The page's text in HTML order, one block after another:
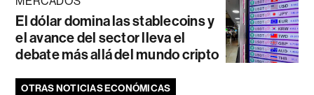
El dólar domina las stablecoins y
el avance del sector lleva el
debate más allá del mundo cripto
OTRAS NOTICIAS ECONÓMICAS